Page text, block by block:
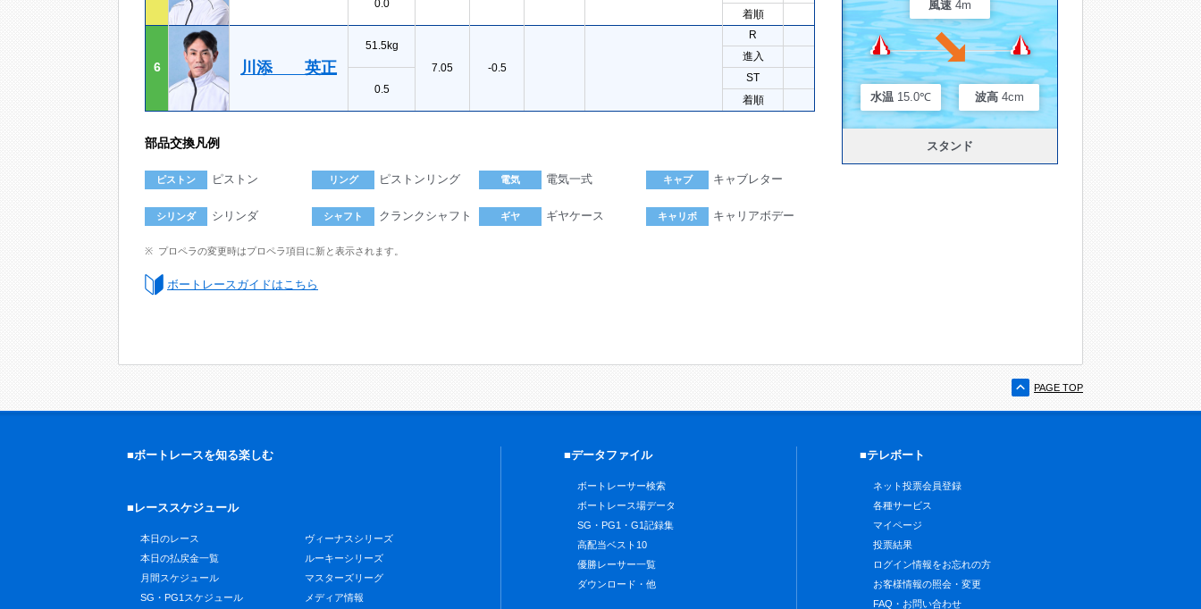
0.0
着順
6 川添 英正
51.5kg
7.05
-0.5
R
進入
0.5
ST
着順
部品交換凡例
ピストン ピストン リング ピストンリング 電気 電気一式 キャブ キャブレター
シリンダ シリンダ シャフト クランクシャフト ギヤ ギヤケース キャリボ キャリアボデー
プロペラの変更時はプロペラ項目に新と表示されます。
ボートレースガイドはこちら
風速 4m
水温 15.0℃ 波高 4cm
スタンド
PAGE TOP
■ボートレースを知る楽しむ
■レーススケジュール
本日のレース
本日の払戻金一覧
月間スケジュール
SG・PG1スケジュール
ヴィーナスシリーズ
ルーキーシリーズ
マスターズリーグ
メディア情報
■データファイル
ボートレーサー検索
ボートレース場データ
SG・PG1・G1記録集
高配当ベスト10
優勝レーサー一覧
ダウンロード・他
■テレボート
ネット投票会員登録
各種サービス
マイページ
投票結果
ログイン情報をお忘れの方
お客様情報の照会・変更
FAQ・お問い合わせ